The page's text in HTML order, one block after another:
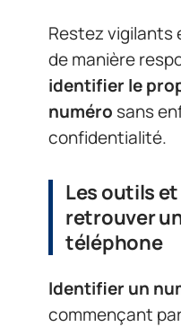
Restez vigilants
de manière
identifier le
numéro sans
confidentialité.
Les outils
retrouver
téléphone
Identifier un
commençant